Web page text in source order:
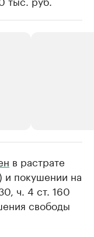
Страховые
Посмотрите в
в растрате
и покушении на
ч. 4 ст. 160
свободы